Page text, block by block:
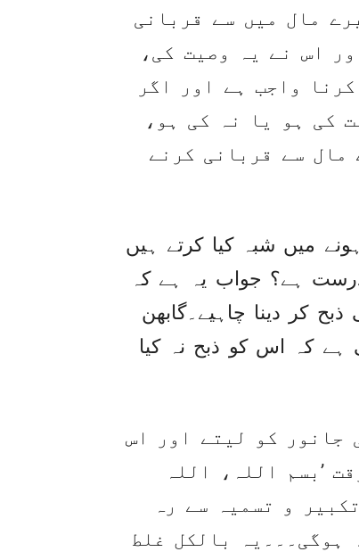
مال میں سے قربانی
اس نے یہ وصیت کی،
واجب ہے اور اگر
کی ہو یا نہ کی ہو،
سے قربانی کرنے
میں شبہ کیا کرتے ہیں
درست ہے؟ جواب یہ ہے کہ
کر دینا چاہیے۔گابھن
ہے کہ اس کو ذبح نہ کیا
جانور کو لیتے اور اس
’بسم اللہ، اللہ
و تسمیہ سے رہ
بالکل غلط